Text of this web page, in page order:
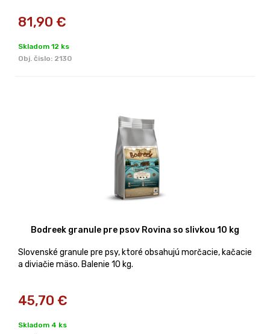
81,90 €
Skladom 12 ks
Obj. čislo: 2130
Bodreek granule pre psov Rovina so slivkou 10 kg
Slovenské granule pre psy, ktoré obsahujú morčacie, kačacie
a diviačie mäso. Balenie 10 kg.
45,70 €
Skladom 4 ks